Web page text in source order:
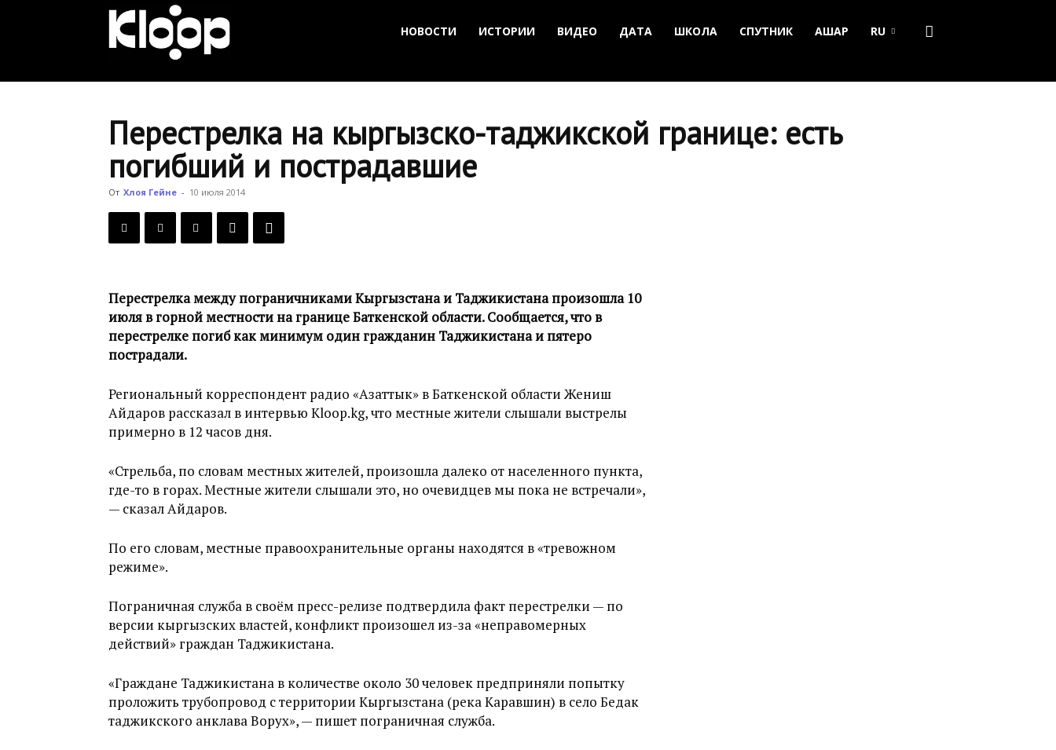
Новости
Кыргызстана
НОВОСТИ ИСТОРИИ ВИДЕО ДАТА ШКОЛА СПУТНИК АШАР RU
Перестрелка на кыргызско-таджикской границе: есть
погибший и пострадавшие
От Хлоя Гейне - 10 июля 2014
Перестрелка между пограничниками Кыргызстана и Таджикистана произошла 10
июля в горной местности на границе Баткенской области. Сообщается, что в
перестрелке погиб как минимум один гражданин Таджикистана и пятеро
пострадали.
Региональный корреспондент радио «Азаттык» в Баткенской области Жениш
Айдаров рассказал в интервью Kloop.kg, что местные жители слышали выстрелы
примерно в 12 часов дня.
«Стрельба, по словам местных жителей, произошла далеко от населенного пункта,
где-то в горах. Местные жители слышали это, но очевидцев мы пока не встречали»,
— сказал Айдаров.
По его словам, местные правоохранительные органы находятся в «тревожном
режиме».
Пограничная служба в своём пресс-релизе подтвердила факт перестрелки — по
версии кыргызских властей, конфликт произошел из-за «неправомерных
действий» граждан Таджикистана.
«Граждане Таджикистана в количестве около 30 человек предприняли попытку
проложить трубопровод с территории Кыргызстана (река Каравшин) в село Бедак
таджикского анклава Ворух», — пишет пограничная служба.